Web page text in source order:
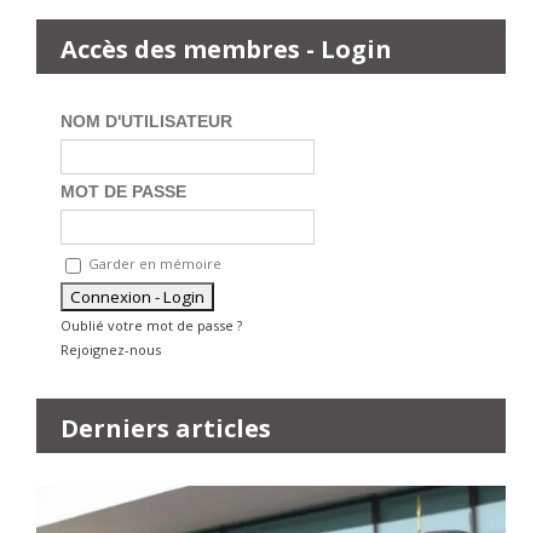
Accès des membres - Login
NOM D'UTILISATEUR
MOT DE PASSE
Garder en mémoire
Oublié votre mot de passe ?
Rejoignez-nous
Derniers articles